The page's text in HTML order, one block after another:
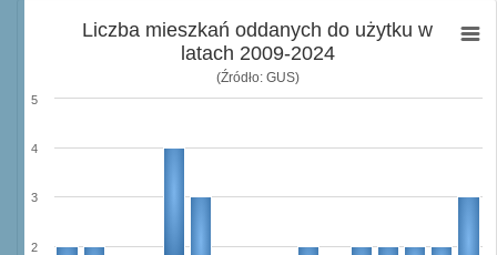
Liczba mieszkań oddanych do użytku w
latach 2009-2024
(Źródło: GUS)
2
3
4
5